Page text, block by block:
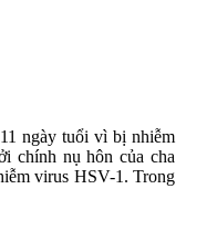
ngày tuổi vì bị nhiễm
chính nụ hôn của cha
virus HSV-1. Trong